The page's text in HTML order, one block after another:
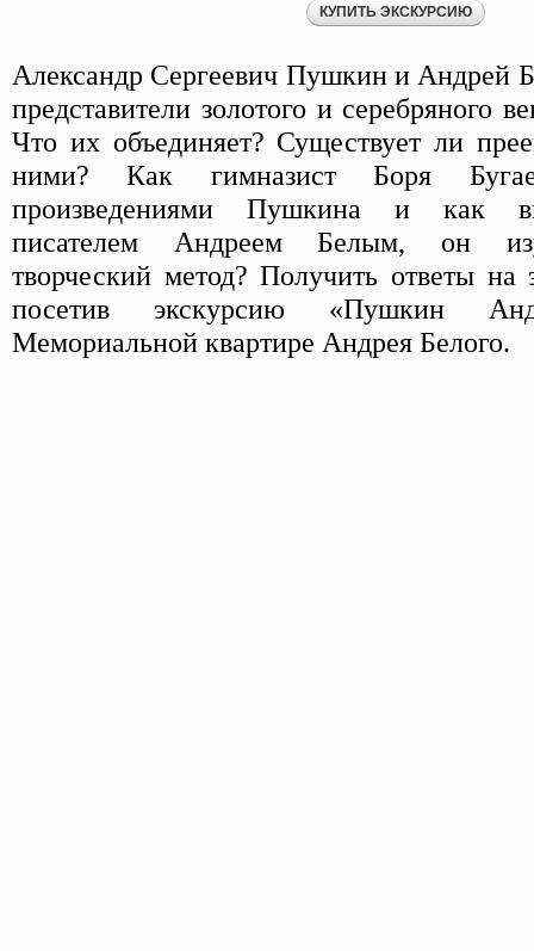
Александр Сергеевич Пушкин и Андрей
представители золотого и серебряного
Что их объединяет? Существует ли
ними? Как гимназист Боря
произведениями Пушкина и как
писателем Андреем Белым, он
творческий метод? Получить ответы
посетив экскурсию «Пушкин
Мемориальной квартире Андрея Белого.